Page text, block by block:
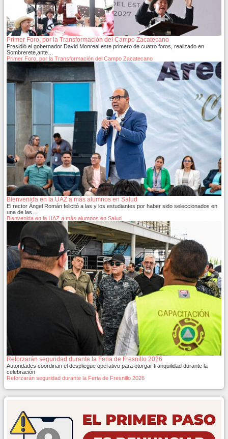
Primer Foro, por la Transformación del Campo Zacatecano
Presidió el gobernador David Monreal este primero de cuatro foros, realizado en
Sombrerete,ante…
Primer Foro, por la Transformación del Campo Zacatecano
Bienvenida en la UAZ a más alumnos en Salud
El rector Ángel Román felicitó a las y los estudiantes por haber sido seleccionados en
una de las…
Bienvenida en la UAZ a más alumnos en Salud
Reforzarán seguridad durante la Feria de Fresnillo 2026
Autoridades coordinan el despliegue operativo para otorgar tranquilidad durante la
celebración
Reforzarán seguridad durante la Feria de Fresnillo 2026